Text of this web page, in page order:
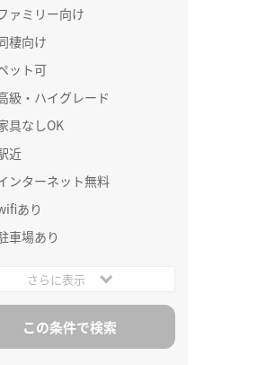
ァミリー向け
棲向け
ット可
級・ハイグレード
具なしOK
近
ンターネット無料
あり
車場あり
さらに表示